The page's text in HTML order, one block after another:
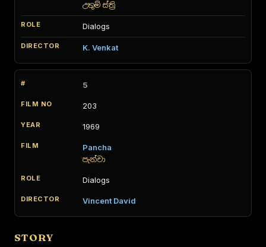
උතුම් ස්ත්‍රි
Dialogs
K. Venkat
5
203
1969
Pancha
පැන්චා
Dialogs
Vincent David
STORY